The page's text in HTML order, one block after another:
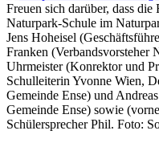
Freuen sich darüber, dass
Naturpark-Schule im
Jens Hoheisel
Franken (Verbandsvorsteher
Uhrmeister (Konrektor und
Schulleiterin Yvonne Wien,
Gemeinde Ense) und
Gemeinde Ense) sowie
Schülersprecher Phil. Foto: